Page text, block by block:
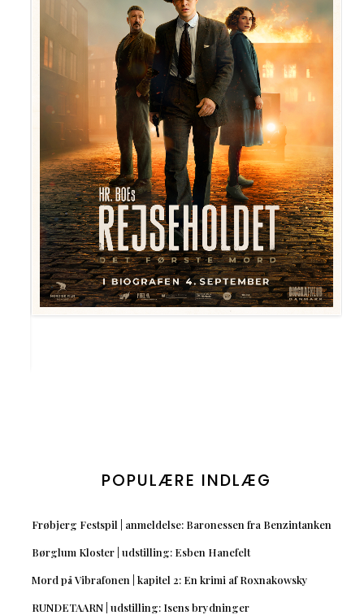
POPULÆRE INDLÆG
Frøbjerg Festspil | anmeldelse: Baronessen fra Benzintanken
Børglum Kloster | udstilling: Esben Hanefelt
Mord på Vibrafonen | kapitel 2: En krimi af Roxnakowsky
RUNDETAARN | udstilling: Isens brydninger